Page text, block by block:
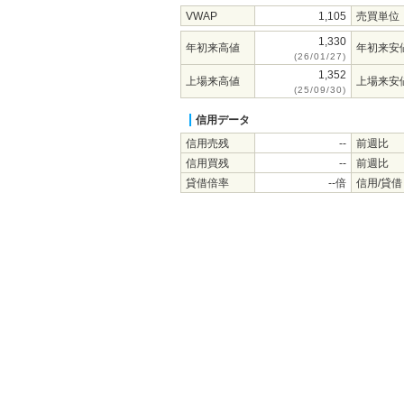
VWAP 1,105 売買単位
年初来高値 1,330
(26/01/27)
年初来安
上場来高値 1,352
(25/09/30)
上場来安
信用データ
信用売残
--
前週比
信用買残
--
前週比
貸借倍率
--倍 信用/貸借